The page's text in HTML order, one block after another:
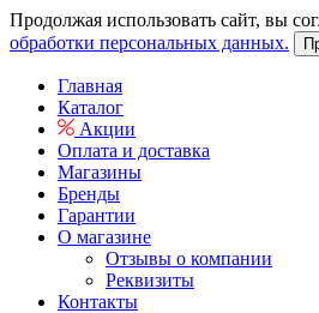
Продолжая использовать сайт, вы
обработки персональных данных.
Главная
Каталог
Акции
Оплата и доставка
Магазины
Бренды
Гарантии
О магазине
Отзывы о компании
Реквизиты
Контакты